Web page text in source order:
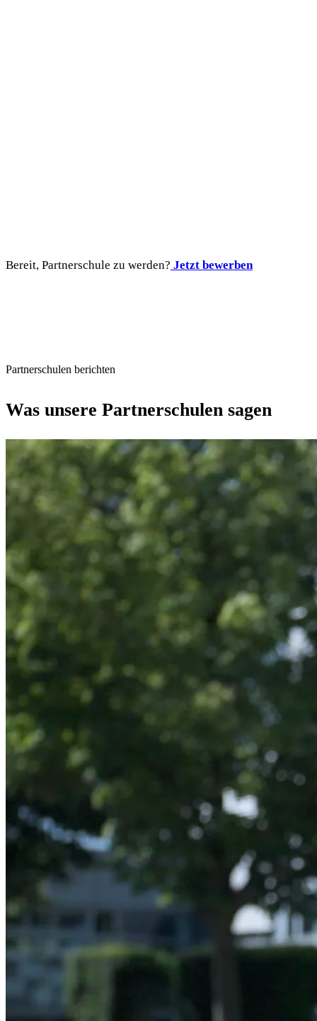
Bereit, Partnerschule zu werden? Jetzt bewerben
Partnerschulen berichten
Was unsere Partnerschulen sagen